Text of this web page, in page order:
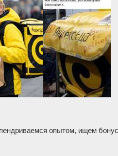
опытом, ищем